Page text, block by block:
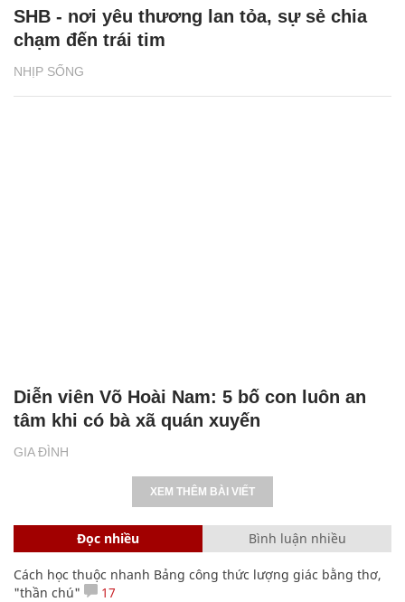
NHỊP SỐNG
SHB - nơi yêu thương lan tỏa, sự sẻ chia
chạm đến trái tim
GIA ĐÌNH
Diễn viên Võ Hoài Nam: 5 bố con luôn an
tâm khi có bà xã quán xuyến
XEM THÊM BÀI VIẾT
Đọc nhiều Bình luận nhiều
Cách học thuộc nhanh Bảng công thức lượng giác bằng thơ,
"thần chú"
17